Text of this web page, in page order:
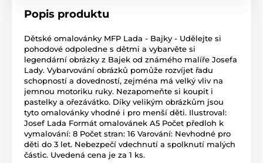
Popis produktu
Dětské omalovánky MFP Lada - Bajky - Udělejte si
pohodové odpoledne s dětmi a vybarvěte si
legendární obrázky z Bajek od známého malíře Josefa
Lady. Vybarvování obrázků pomůže rozvíjet řadu
schopností a dovedností, zejména má velký vliv na
jemnou motoriku ruky. Nezapomeňte si koupit i
pastelky a ořezávátko. Díky velikým obrázkům jsou
tyto omalovánky vhodné i pro menší děti. Ilustroval:
Josef Lada Formát omalovánek A5 Počet předloh k
vymalování: 8 Počet stran: 16 Varování: Nevhodné pro
děti do 3 let. Nebezpečí vdechnutí a spolknutí malých
částic. Uvedená cena je za 1 ks.